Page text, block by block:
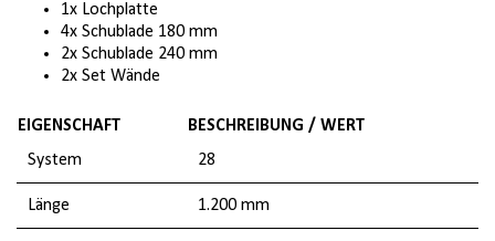
1x Lochplatte
4x Schublade 180 mm
2x Schublade 240 mm
2x Set Wände
EIGENSCHAFT
BESCHREIBUNG / WERT
System
28
Länge 1.200 mm